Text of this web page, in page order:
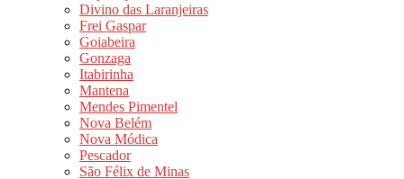
Divino das Laranjeiras
Frei Gaspar
Goiabeira
Gonzaga
Itabirinha
Mantena
Mendes Pimentel
Nova Belém
Nova Módica
Pescador
São Félix de Minas